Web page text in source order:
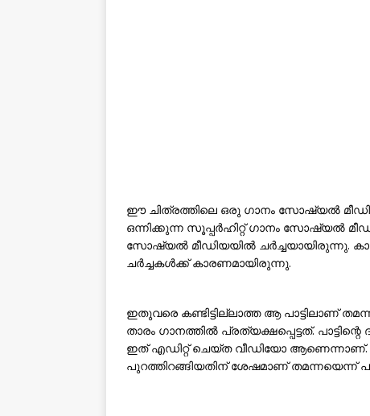
ഈ ചിത്രത്തിലെ ഒരു ഗാനം സോഷ്യൽ
ഒന്നിക്കുന്ന സൂപ്പർഹിറ്റ് ഗാനം സോഷ്യൽ
സോഷ്യൽ മീഡിയയിൽ ചർച്ചയായിരുന്നു.
ചർച്ചകൾക്ക് കാരണമായിരുന്നു.
ഇതുവരെ കണ്ടിട്ടില്ലാത്ത ആ
താരം ഗാനത്തിൽ പ്രത്യക്ഷപ്പെട്ടത്.
ഇത് എഡിറ്റ് ചെയ്ത വീഡിയോ ആണെന്നാണ്.
പുറത്തിറങ്ങിയതിന് ശേഷമാണ് തമന്നയെന്ന്